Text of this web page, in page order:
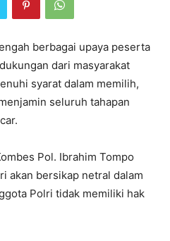
berbagai upaya peserta
dari masyarakat
syarat dalam memilih,
seluruh tahapan
Pol. Ibrahim Tompo
akan bersikap netral dalam
Polri tidak memiliki hak